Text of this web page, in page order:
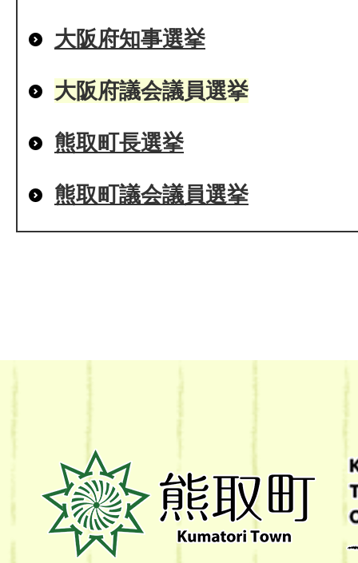
大阪府知事選挙
大阪府議会議員選挙
熊取町長選挙
熊取町議会議員選挙
熊
取
町
Kumatori